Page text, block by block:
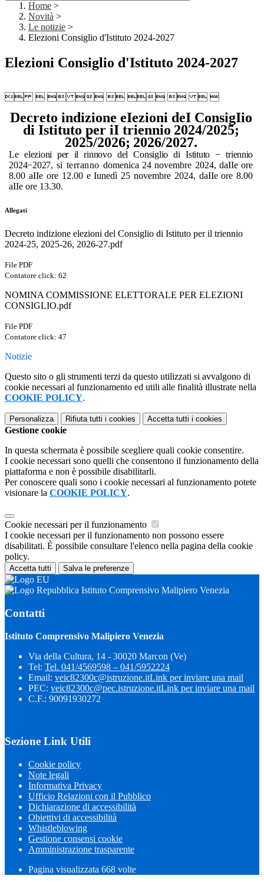
Home >
Novità >
Le notizie >
Elezioni Consiglio d'Istituto 2024-2027
Elezioni Consiglio d'Istituto 2024-2027
        
Decreto indizione eIezioni deI ConsigIio
di Istituto per iI triennio 2024/2025;
2025/2026; 2026/2027.
Le elezioni per il rinnovo del Consiglio di Istituto − triennio
2024−2027, si terranno domenica 24 novembre 2024, daIIe ore
8.00 aIIe ore 12.00 e Iunedì 25 novembre 2024, daIIe ore 8.00
aIIe ore 13.30.
Allegati
Decreto indizione elezioni del Consiglio di Istituto per il triennio
2024-25, 2025-26, 2026-27.pdf
File PDF
Contatore click: 62
NOMINA COMMISSIONE ELETTORALE PER ELEZIONI
CONSIGLIO.pdf
File PDF
Contatore click: 47
Notizie
Questo sito o gli strumenti terzi da questo utilizzati si avvalgono di
cookie necessari al funzionamento ed utili alle finalità illustrate nella
COOKIE POLICY.
Personalizza Rifiuta tutti i cookies Accetta tutti i cookies
Gestione cookie
In questa schermata è possibile scegliere quali cookie consentire.
I cookie necessari sono quelli che consentono il funzionamento della
piattaforma e non è possibile disabilitarli.
Per conoscere quali sono i cookie necessari al funzionamento potete
visionare la COOKIE POLICY.
Cookie necessari per il funzionamento
I cookie necessari per il funzionamento non possono essere
disabilitati. È possibile consultare l'elenco nella pagina della cookie
policy.
Accetta tutti Salva le preferenze
Istituto Comprensivo Malipiero Venezia
Contatti
Istituto Comprensivo Malipiero Venezia
Via della Cultura, 14 - 30020 Marcon (Ve)
Tel: Tel. 041/4569598 – 041/5952224
Email: veic82300c@istruzione.itLink per inviare una mail
PEC: veic82300c@pec.istruzione.itLink per inviare una mail
C.F.: 90091930272
Sezione Link Utili
Cookie policy
Note legali
Informativa Privacy
Ufficio Relazioni con il Pubblico
Dichiarazione di accessibilità
Obiettivi di accessibilità
Whistleblowing
Gestione consensi cookie
Amministrazione trasparente
Pagina visualizzata 668 volte